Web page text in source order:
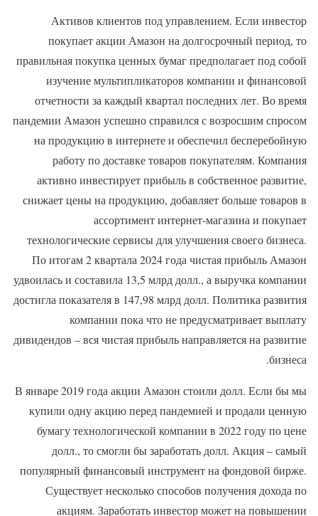
Активов клиентов под управлением. Если инвестор
покупает акции Амазон на долгосрочный период, то
правильная покупка ценных бумаг предполагает под собой
изучение мультипликаторов компании и финансовой
отчетности за каждый квартал последних лет. Во время
пандемии Амазон успешно справился с возросшим спросом
на продукцию в интернете и обеспечил бесперебойную
работу по доставке товаров покупателям. Компания
активно инвестирует прибыль в собственное развитие,
снижает цены на продукцию, добавляет больше товаров в
ассортимент интернет-магазина и покупает
технологические сервисы для улучшения своего бизнеса.
По итогам 2 квартала 2024 года чистая прибыль Амазон
удвоилась и составила 13,5 млрд долл., а выручка компании
достигла показателя в 147,98 млрд долл. Политика развития
компании пока что не предусматривает выплату
дивидендов – вся чистая прибыль направляется на развитие
бизнеса.
В январе 2019 года акции Амазон стоили долл. Если бы мы
купили одну акцию перед пандемией и продали ценную
бумагу технологической компании в 2022 году по цене
долл., то смогли бы заработать долл. Акция – самый
популярный финансовый инструмент на фондовой бирже.
Существует несколько способов получения дохода по
акциям. Заработать инвестор может на повышении